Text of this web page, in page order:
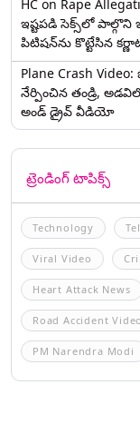
HC on Rape
ఇష్టపడి సెక్స్‌లో
పిటిషన్‌ను కొట్టేసిన
Plane Crash
నేర్పించిన తండ్రి,
అండ్ డ్రైవ్ వీడియో
ట్రెండింగ్ టాపిక్స్
Technology
Viral Video
Heart Attack News
Road Accident
PM Narendra Modi